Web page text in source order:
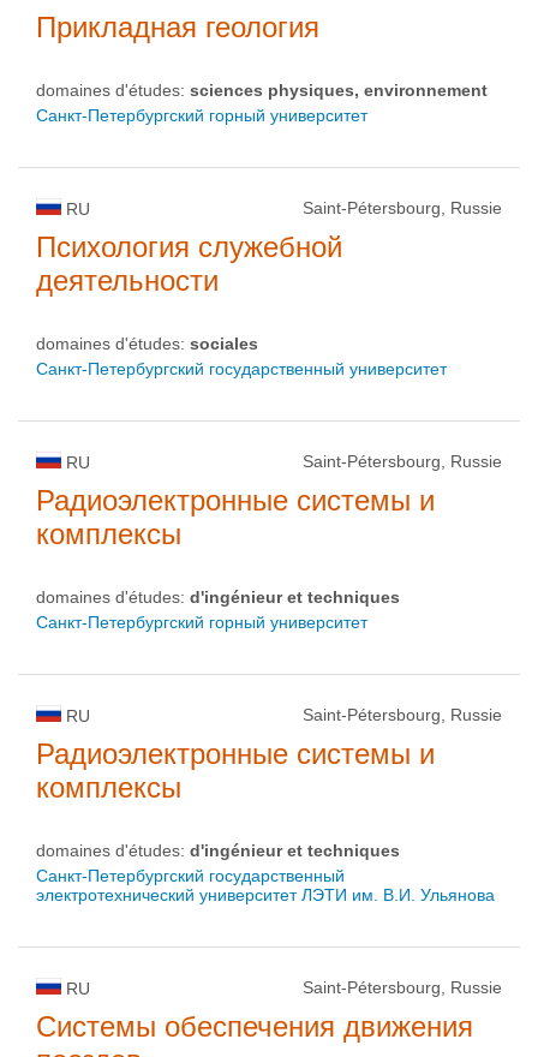
Прикладная геология
domaines d'études: sciences physiques, environnement
Санкт-Петербургский горный университет
RU Saint-Pétersbourg, Russie
Психология служебной
деятельности
domaines d'études: sociales
Санкт-Петербургский государственный университет
RU Saint-Pétersbourg, Russie
Радиоэлектронные системы и
комплексы
domaines d'études: d'ingénieur et techniques
Санкт-Петербургский горный университет
RU Saint-Pétersbourg, Russie
Радиоэлектронные системы и
комплексы
domaines d'études: d'ingénieur et techniques
Санкт-Петербургский государственный
электротехнический университет ЛЭТИ им. В.И. Ульянова
RU Saint-Pétersbourg, Russie
Системы обеспечения движения